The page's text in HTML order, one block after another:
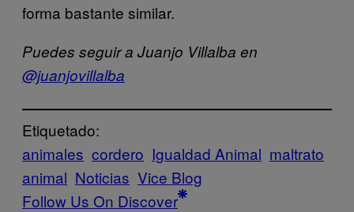
forma bastante similar.
Puedes seguir a Juanjo Villalba en
@juanjovillalba
Etiquetado:
animales cordero Igualdad Animal maltrato
animal Noticias Vice Blog
Follow Us On Discover